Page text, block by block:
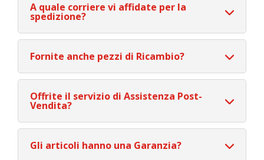
A quale corriere vi affidate per la
spedizione?
Fornite anche pezzi di Ricambio?
Offrite il servizio di Assistenza Post-
Vendita?
Gli articoli hanno una Garanzia?